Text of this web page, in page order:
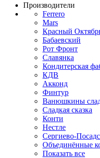
Производители
Ferrero
Mars
Красный
Бабаевский
Рот Фронт
Славянка
Кондитерская
КДВ
Акконд
Финтур
Ванюшкины
Сладкая сказка
Конти
Нестле
Сергиево-
Объединённые
Показать все